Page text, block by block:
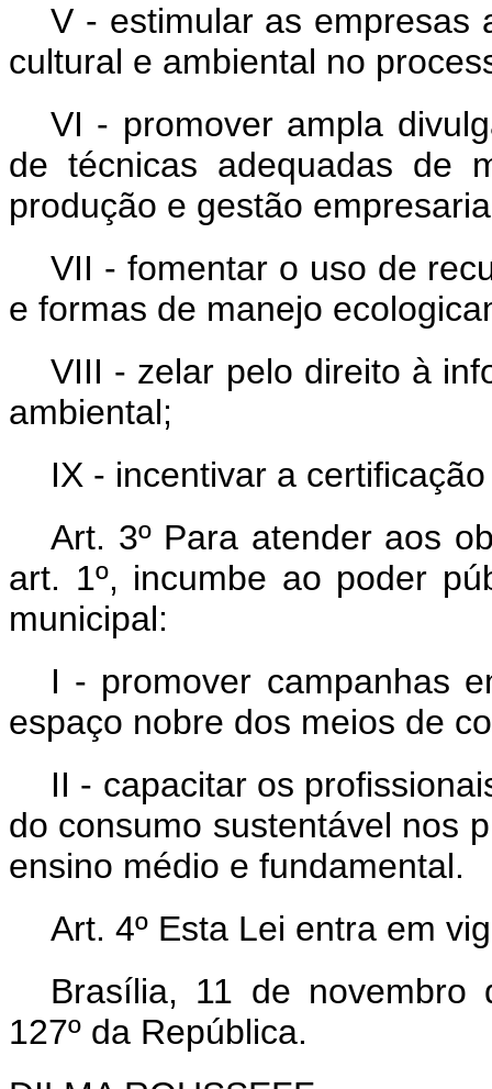
V - estimular as empresas
cultural e ambiental no
VI - promover ampla
de técnicas adequadas de
produção e gestão
VII - fomentar o uso de
e formas de manejo
VIII - zelar pelo direito à
ambiental;
IX - incentivar a
Art. 3º Para atender aos
art. 1º, incumbe ao poder
municipal:
I - promover campanhas
espaço nobre dos meios de
II - capacitar os
do consumo sustentável nos
ensino médio e fundamental.
Art. 4º Esta Lei entra em
Brasília, 11 de novembro
127º da República.